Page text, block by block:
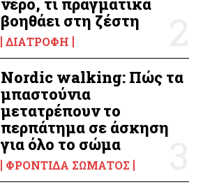
βοηθάει στη ζέστη
ΔΙΑΤΡΟΦΉ
Nordic walking: Πώς τα
μπαστούνια
μετατρέπουν το
περπάτημα σε άσκηση
για όλο το σώμα
ΦΡΟΝΤΊΔΑ ΣΏΜΑΤΟΣ